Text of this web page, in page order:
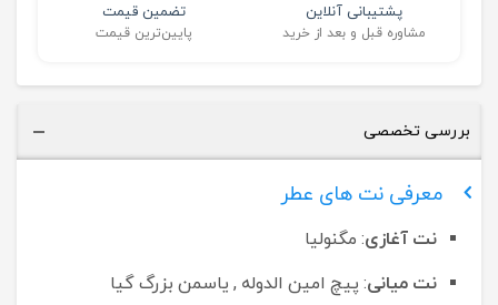
تضمین قیمت
پایین‌ترین قیمت
پشتیبانی آنلاین
مشاوره قبل و بعد از خرید
بررسی تخصصی
معرفی نت های عطر
نت آغازی: مگنولیا
نت میانی: پیچ امین الدوله , یاسمن بزرگ گیا